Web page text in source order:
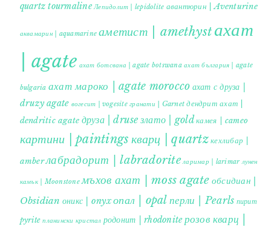
quartz tourmaline Лепидолит | lepidolite авантюрин | Aventurine
аквамарин | aquamarine аметист | amethystахат
| agate ахат ботсвана | agate botswana ахат българия | agate
bulgaria ахат мароко | agate morocco ахат с друза |
druzy agate вогесит | vogesite гранати | Garnet дендрит ахат |
dendritic agate друза | druse злато | gold камея | cameo
картини | paintings кварц | quartzкехлибар |
amberлабрадорит | labradorite ларимар | larimar лунен
камък | Moonstone мъхов ахат | moss agate обсидиан |
Obsidian оникс | onyxопал | opal перли | Pearls пирит |
pyrite планински кристал родонит | rhodonite розов кварц |